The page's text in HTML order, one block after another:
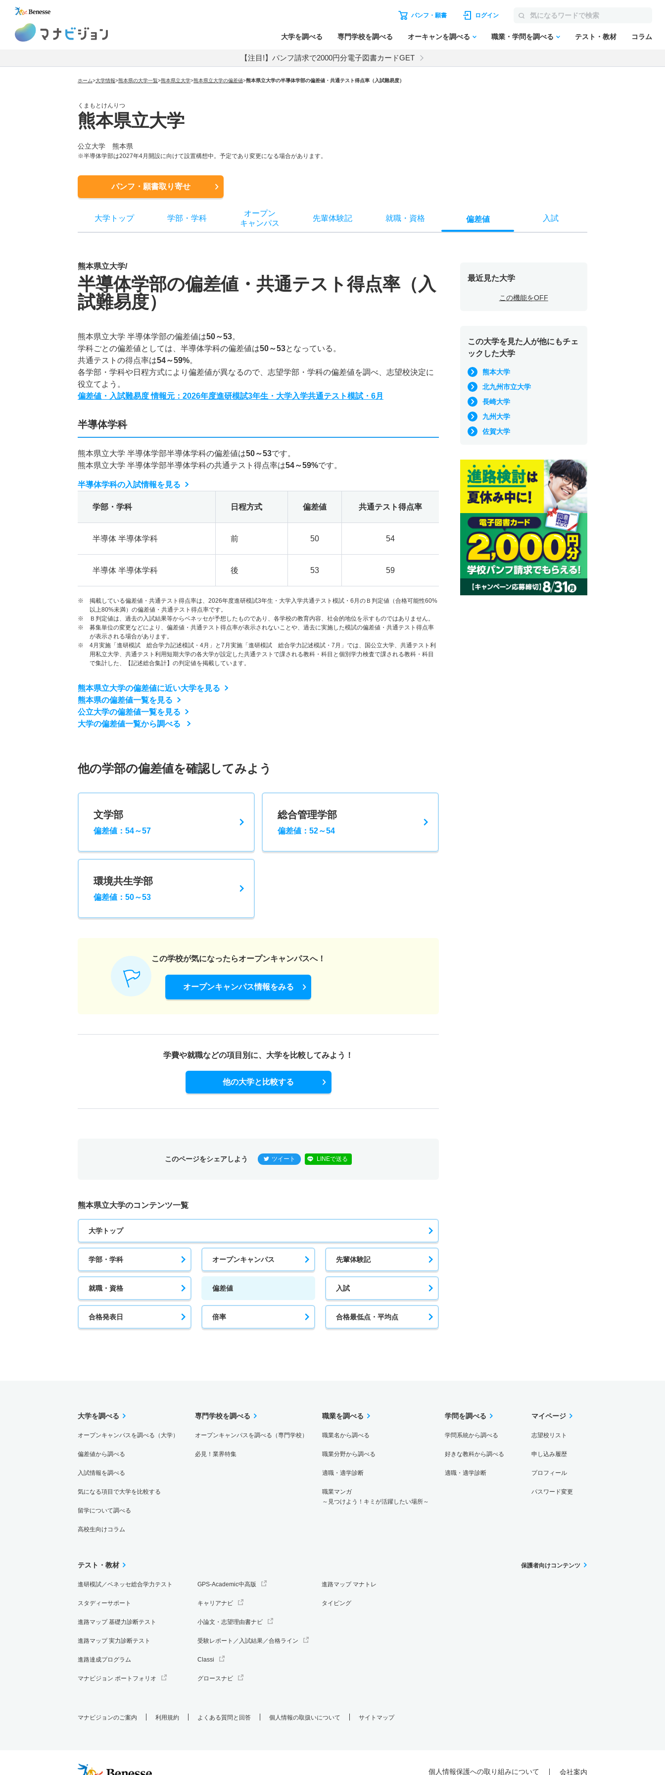
パンフ・願書 ログイン
大学を調べる 専門学校を調べる オーキャンを調べる 職業・学問を調べる テスト・教材 コラム
【注目!】パンフ請求で2000円分電子図書カードGET
ホーム>大学情報>熊本県の大学一覧>熊本県立大学>熊本県立大学の偏差値>熊本県立大学の半導体学部の偏差値・共通テスト得点率（入試難易度）
くまもとけんりつ
熊本県立大学
公立大学 熊本県
※半導体学部は2027年4月開設に向けて設置構想中。予定であり変更になる場合があります。
パンフ・願書取り寄せ
大学トップ 学部 ・ 学科
オープン
キャンパス
先輩体験記 就職・ 資格 偏差値 入試
熊本県立大学/
半導体学部の偏差値・共通テスト得点率（入
試難易度）
熊本県立大学 半導体学部の偏差値は50～53。
学科ごとの偏差値としては、半導体学科の偏差値は50～53となっている。
共通テストの得点率は54～59%。
各学部・学科や日程方式により偏差値が異なるので、志望学部・学科の偏差値を調べ、志望校決定に
役立てよう。
偏差値・入試難易度 情報元：2026年度進研模試3年生・大学入学共通テスト模試・6月
半導体学科
熊本県立大学 半導体学部半導体学科の偏差値は50～53です。
熊本県立大学 半導体学部半導体学科の共通テスト得点率は54～59%です。
半導体学科の入試情報を見る
学部・学科 日程方式 偏差値 共通テスト得点率
半導体 半導体学科 前 50 54
半導体 半導体学科 後 53 59
※ 掲載している偏差値・共通テスト得点率は、2026年度進研模試3年生・大学入学共通テスト模試・6月のＢ判定値（合格可能性60%
以上80%未満）の偏差値・共通テスト得点率です。
※ Ｂ判定値は、過去の入試結果等からベネッセが予想したものであり、各学校の教育内容、社会的地位を示すものではありません。
※ 募集単位の変更などにより、偏差値・共通テスト得点率が表示されないことや、過去に実施した模試の偏差値・共通テスト得点率
が表示される場合があります。
※ 4月実施「進研模試 総合学力記述模試・4月」と7月実施「進研模試 総合学力記述模試・7月」では、国公立大学、共通テスト利
用私立大学、共通テスト利用短期大学の各大学が設定した共通テストで課される教科・科目と個別学力検査で課される教科・科目
で集計した、【記述総合集計】の判定値を掲載しています。
熊本県立大学の偏差値に近い大学を見る
熊本県の偏差値一覧を見る
公立大学の偏差値一覧を見る
大学の偏差値一覧から調べる
他の学部の偏差値を確認してみよう
文学部
偏差値：54～57
総合管理学部
偏差値：52～54
環境共生学部
偏差値：50～53
この学校が気になったらオープンキャンパスへ！
オープンキャンパス情報をみる
学費や就職などの項目別に、 大学を比較してみよう！
他の大学と比較する
このページをシェアしよう ツイート LINEで送る
熊本県立大学のコンテンツ一覧
大学トップ
学部・学科 オープンキャンパス 先輩体験記
就職・資格 偏差値 入試
合格発表日 倍率 合格最低点・平均点
最近見た大学
この機能をOFF
この大学を見た人が他にもチェ
ックした大学
熊本大学
北九州市立大学
長崎大学
九州大学
佐賀大学
大学を調べる
オープンキャンパスを調べる（大学）
偏差値から調べる
入試情報を調べる
気になる項目で大学を比較する
留学について調べる
高校生向けコラム
専門学校を調べる
オープンキャンパスを調べる（専門学校）
必見！業界特集
職業を調べる
職業名から調べる
職業分野から調べる
適職・適学診断
職業マンガ
～見つけよう！キミが活躍したい場所～
学問を調べる
学問系統から調べる
好きな教科から調べる
適職・適学診断
マイページ
志望校リスト
申し込み履歴
プロフィール
パスワード変更
テスト・教材
進研模試／ベネッセ総合学力テスト
スタディーサポート
進路マップ 基礎力診断テスト
進路マップ 実力診断テスト
進路達成プログラム
マナビジョン ポートフォリオ
GPS-Academic中高版
キャリアナビ
小論文・志望理由書ナビ
受験レポート／入試結果／合格ライン
Classi
グロースナビ
進路マップ マナトレ
タイピング
保護者向けコンテンツ
マナビジョンのご案内 利用規約 よくある質問と回答 個人情報の取扱いについて サイトマップ
個人情報保護への取り組みについて 会社案内